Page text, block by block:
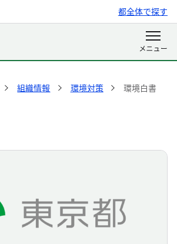
都全体で探す
組織情報 環境対策 環境白書